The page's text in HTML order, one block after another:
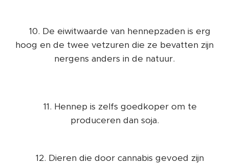
👉10. De eiwitwaarde van hennepzaden is erg
hoog en de twee vetzuren die ze bevatten zijn
nergens anders in de natuur.
👉11. Hennep is zelfs goedkoper om te
produceren dan soja.
👉12. Dieren die door cannabis gevoed zijn